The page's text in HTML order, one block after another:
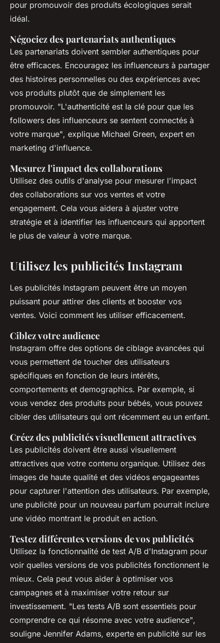
pour promouvoir des produits écologiques serait
idéal.
Négociez des partenariats authentiques
Les partenariats doivent sembler authentiques pour
être efficaces. Encouragez les influenceurs à partager
des histoires personnelles ou des expériences avec
vos produits plutôt que de simplement les
promouvoir. "L'authenticité est la clé pour que les
followers des influenceurs se sentent connectés à
votre marque", explique Michael Green, expert en
marketing d'influence.
Mesurez l'impact des collaborations
Utilisez des outils d'analyse pour mesurer l'impact
des collaborations sur vos ventes et votre
engagement. Cela vous aidera à ajuster votre
stratégie et à identifier les influenceurs qui apportent
le plus de valeur à votre marque.
Utilisez les publicités Instagram
Les publicités Instagram peuvent être un moyen
puissant pour attirer des clients et booster vos
ventes. Voici comment les utiliser efficacement.
Ciblez votre audience
Instagram offre des options de ciblage avancées qui
vous permettent de toucher des utilisateurs
spécifiques en fonction de leurs intérêts,
comportements et demographics. Par exemple, si
vous vendez des produits pour bébés, vous pouvez
cibler des utilisateurs qui ont récemment eu un enfant.
Créez des publicités visuellement attractives
Les publicités doivent être aussi visuellement
attractives que votre contenu organique. Utilisez des
images de haute qualité et des vidéos engageantes
pour capturer l'attention des utilisateurs. Par exemple,
une publicité pour un nouveau parfum pourrait inclure
une vidéo montrant le produit en action.
Testez différentes versions de vos publicités
Utilisez la fonctionnalité de test A/B d'Instagram pour
voir quelles versions de vos publicités fonctionnent le
mieux. Cela peut vous aider à optimiser vos
campagnes et à maximiser votre retour sur
investissement. "Les tests A/B sont essentiels pour
comprendre ce qui résonne avec votre audience",
souligne Jennifer Adams, experte en publicité sur les